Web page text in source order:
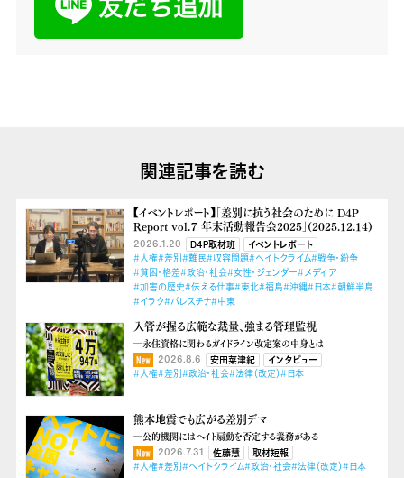
関連記事を読む
【イベントレポート】「差別に抗う社会のために D4P
Report vol.７ 年末活動報告会2025」(2025.12.14)
2026.1.20 D4P取材班
イベントレポート
#人権#差別#難民#収容問題#ヘイトクライム#戦争・紛争
#貧困・格差#政治・社会#女性・ジェンダー#メディア
#加害の歴史#伝える仕事#東北#福島#沖縄#日本#朝鮮半島
#イラク#パレスチナ#中東
入管が握る広範な裁量、強まる管理監視
―永住資格に関わるガイドライン改定案の中身とは
2026.8.6 安田菜津紀
インタビュー
#人権#差別#政治・社会#法律（改定）#日本
熊本地震でも広がる差別デマ
―公的機関にはヘイト扇動を否定する義務がある
2026.7.31 佐藤慧
取材短報
#人権#差別#ヘイトクライム#政治・社会#法律（改定）#日本